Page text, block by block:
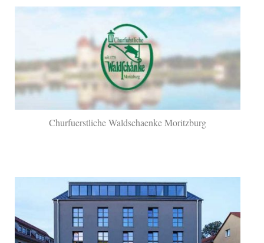
Churfuerstliche Waldschaenke Moritzburg